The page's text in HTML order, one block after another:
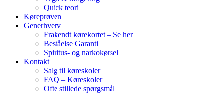
Quick teori
Køreprøven
Generhverv
Frakendt kørekortet – Se her
Beståelse Garanti
Spiritus- og narkokørsel
Kontakt
Salg til køreskoler
FAQ – Køreskoler
Ofte stillede spørgsmål